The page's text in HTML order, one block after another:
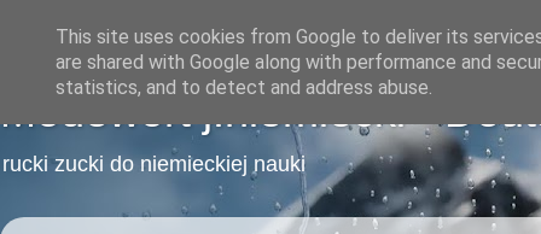
Modewort j.niemiecki -
rucki zucki do niemieckiej nauki
This site uses cookies from Google to deliver its
are shared with Google along with performance and
statistics, and to detect and address abuse.